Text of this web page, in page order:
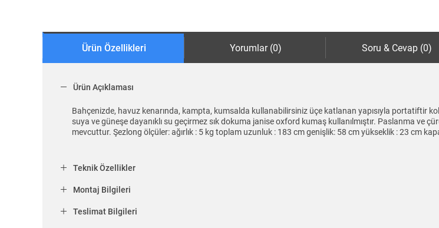
Ürün Özellikleri Yorumlar (0) Soru & Cevap (0)
Ürün Açıklaması
Bahçenizde, havuz kenarında, kampta, kumsalda kullanabilirsiniz üçe katlanan yapısıyla portatiftir
suya ve güneşe dayanıklı su geçirmez sık dokuma janise oxford kumaş kullanılmıştır. Paslanma ve
mevcuttur. Şezlong ölçüler: ağırlık : 5 kg toplam uzunluk : 183 cm genişlik: 58 cm yükseklik : 23 cm
Teknik Özellikler
Montaj Bilgileri
Teslimat Bilgileri